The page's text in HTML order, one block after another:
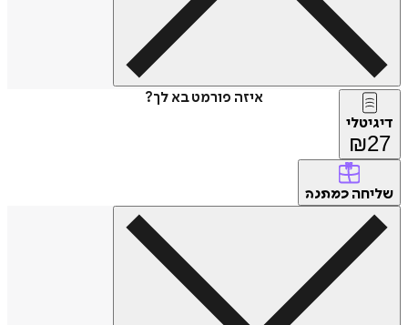
איזה פורמט בא לך?
דיגיטלי
₪27
שליחה כמתנה